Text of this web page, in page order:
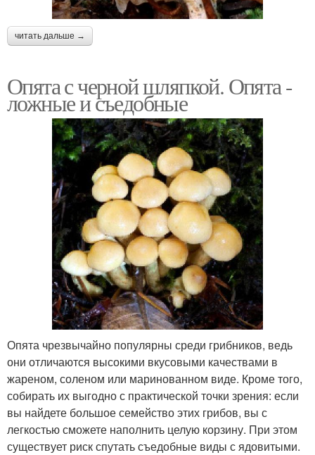
читать дальше →
Опята с черной шляпкой. Опята -
ложные и съедобные
Опята чрезвычайно популярны среди грибников, ведь
они отличаются высокими вкусовыми качествами в
жареном, соленом или маринованном виде. Кроме того,
собирать их выгодно с практической точки зрения: если
вы найдете большое семейство этих грибов, вы с
легкостью сможете наполнить целую корзину. При этом
существует риск спутать съедобные виды с ядовитыми.